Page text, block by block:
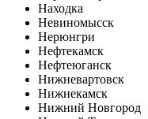
Находка
Невиномысск
Нерюнгри
Нефтекамск
Нефтеюганск
Нижневартовск
Нижнекамск
Нижний Новгород